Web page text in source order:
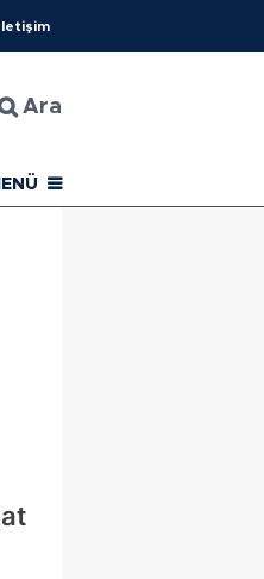
Ara
SAĞLIK